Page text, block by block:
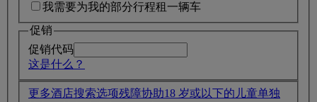
我需要为我的部分行程租一辆车
促销
促销代码
这是什么？
更多酒店搜索选项残障协助18 岁或以下的儿童单独